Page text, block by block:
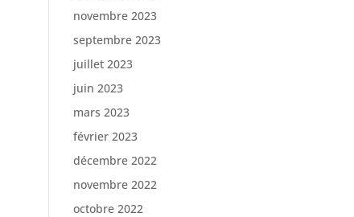
novembre 2023
septembre 2023
juillet 2023
juin 2023
mars 2023
février 2023
décembre 2022
novembre 2022
octobre 2022